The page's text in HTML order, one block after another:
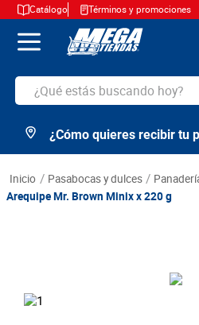
Catálogo Términos y promociones
¿Qué estás buscando hoy?
TÉRMINOS MÁS BUSCADOS
2.
arroz
¿Cómo quieres recibir tu
pasabocas y dulces
Arequipe Mr. Brown Minix x 220 g